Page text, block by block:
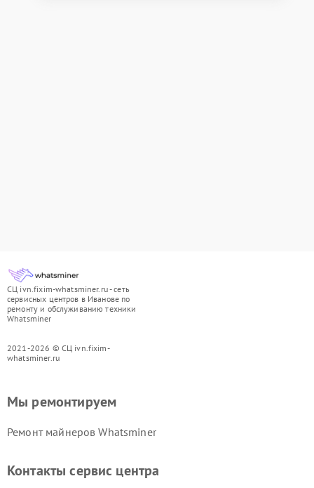
СЦ ivn.fixim-whatsminer.ru - сеть
сервисных центров в Иванове по
ремонту и обслуживанию техники
Whatsminer
2021-2026 © СЦ ivn.fixim-
whatsminer.ru
Мы ремонтируем
Ремонт майнеров Whatsminer
Контакты сервис центра